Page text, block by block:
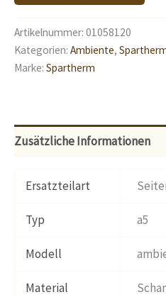
Artikelnummer: 01058120
Kategorien: Ambiente,
Marke: Spartherm
Zusätzliche Informationen
Ersatzteilart
Typ a5
Modell
Material